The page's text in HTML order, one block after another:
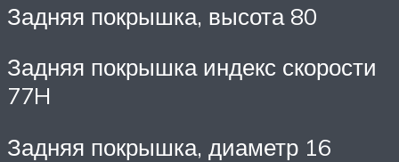
Задняя покрышка, высота 80
Задняя покрышка индекс скорости
77H
Задняя покрышка, диаметр 16